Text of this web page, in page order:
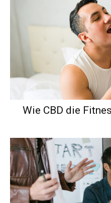
Wie CBD die